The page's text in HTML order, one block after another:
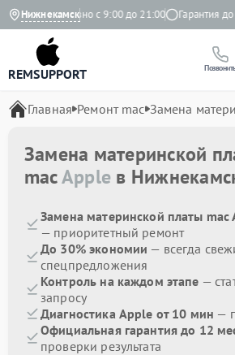
Нижнекамск
Ежедневно с 9:00 до 21:00 Гарантия до 1
REMSUPPORT
Главная Ремонт mac Замена
Замена материнской
macApple в
Замена материнской платы mac
— приоритетный ремонт
До 30% экономии — всегда
спецпредложения
Контроль на каждом этапе —
запросу
Диагностика Apple от 10 мин —
Официальная гарантия до 12
проверки результата